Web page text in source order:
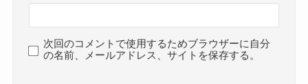
次回のコメントで使用するためブラウザーに自分
の名前、メールアドレス、サイトを保存する。